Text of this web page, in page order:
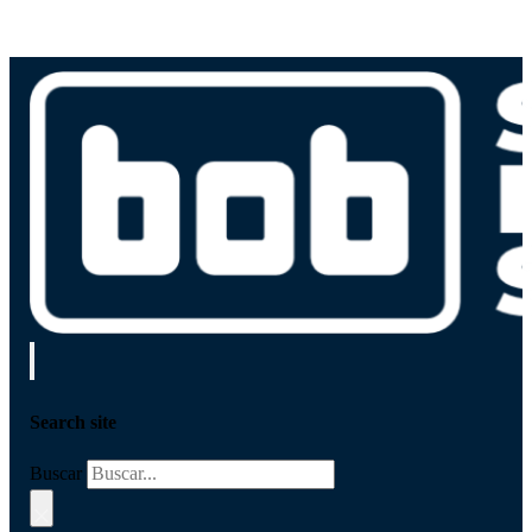
Search site
Buscar
×